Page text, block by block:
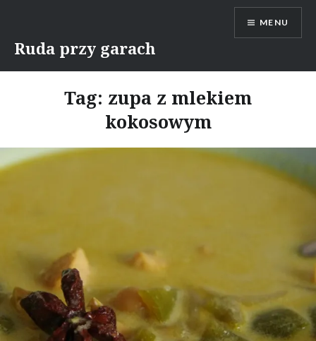
content
Ruda przy garach
MENU
Tag: zupa z mlekiem
kokosowym